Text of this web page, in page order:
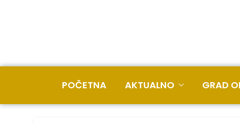
POČETNA AKTUALNO GRAD